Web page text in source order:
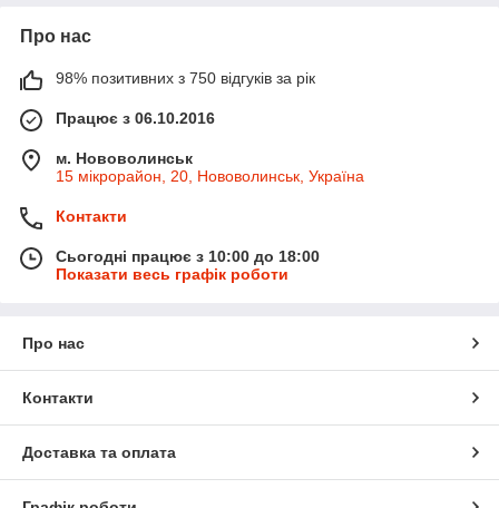
Про нас
98% позитивних з 750 відгуків за рік
Працює з 06.10.2016
м. Нововолинськ
15 мікрорайон, 20, Нововолинськ, Україна
Контакти
Сьогодні працює з 10:00 до 18:00
Показати весь графік роботи
Про нас
Контакти
Доставка та оплата